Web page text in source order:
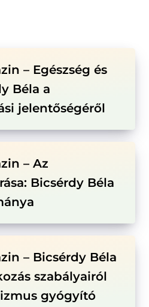
– Egészség és
Béla a
jelentőségéről
– Az
Bicsérdy Béla
– Bicsérdy Béla
szabályairól
gyógyító